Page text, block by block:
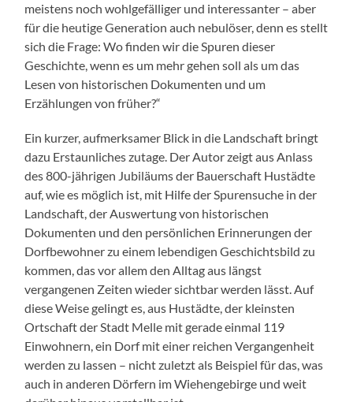
meistens noch wohlgefälliger und interessanter – aber
für die heutige Generation auch nebulöser, denn es stellt
sich die Frage: Wo finden wir die Spuren dieser
Geschichte, wenn es um mehr gehen soll als um das
Lesen von historischen Dokumenten und um
Erzählungen von früher?“
Ein kurzer, aufmerksamer Blick in die Landschaft bringt
dazu Erstaunliches zutage. Der Autor zeigt aus Anlass
des 800-jährigen Jubiläums der Bauerschaft Hustädte
auf, wie es möglich ist, mit Hilfe der Spurensuche in der
Landschaft, der Auswertung von historischen
Dokumenten und den persönlichen Erinnerungen der
Dorfbewohner zu einem lebendigen Geschichtsbild zu
kommen, das vor allem den Alltag aus längst
vergangenen Zeiten wieder sichtbar werden lässt. Auf
diese Weise gelingt es, aus Hustädte, der kleinsten
Ortschaft der Stadt Melle mit gerade einmal 119
Einwohnern, ein Dorf mit einer reichen Vergangenheit
werden zu lassen – nicht zuletzt als Beispiel für das, was
auch in anderen Dörfern im Wiehengebirge und weit